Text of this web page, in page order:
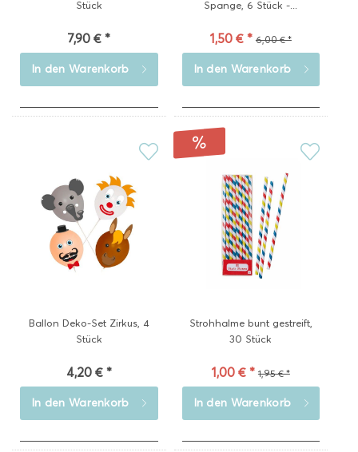
Stück
7,90 € *
In den Warenkorb
Spange, 6 Stück -...
1,50 € * 6,00 € *
In den Warenkorb
Ballon Deko-Set Zirkus, 4
Stück
4,20 € *
In den Warenkorb
Strohhalme bunt gestreift,
30 Stück
1,00 € * 1,95 € *
In den Warenkorb